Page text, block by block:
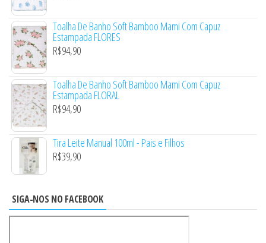
Toalha De Banho Soft Bamboo Mami Com Capuz
Estampada FLORES
R$94,90
Toalha De Banho Soft Bamboo Mami Com Capuz
Estampada FLORAL
R$94,90
Tira Leite Manual 100ml - Pais e Filhos
R$39,90
SIGA-NOS NO FACEBOOK